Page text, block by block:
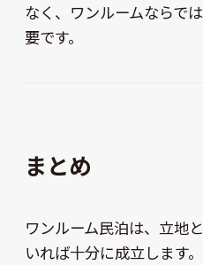
なく、ワンルームならで
要です。
まとめ
ワンルーム民泊は、立地
いれば十分に成立します